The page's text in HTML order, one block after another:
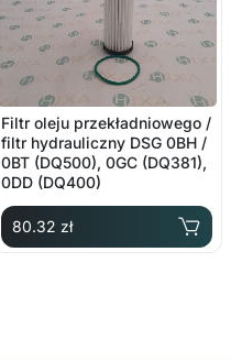
Filtr oleju przekładniowego /
filtr hydrauliczny DSG 0BH /
0BT (DQ500), 0GC (DQ381),
0DD (DQ400)
80.32 zł